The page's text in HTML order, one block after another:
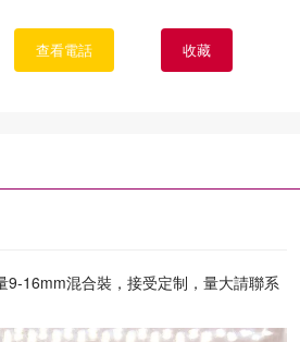
查看電話 收藏
9-16mm混合裝，接受定制，量大請聯系